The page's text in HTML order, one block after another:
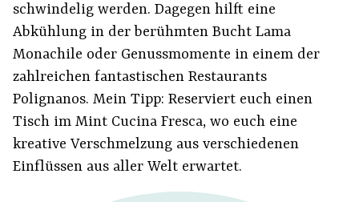
schwindelig werden. Dagegen hilft eine
Abkühlung in der berühmten Bucht Lama
Monachile oder Genussmomente in einem der
zahlreichen fantastischen Restaurants
Polignanos. Mein Tipp: Reserviert euch einen
Tisch im Mint Cucina Fresca, wo euch eine
kreative Verschmelzung aus verschiedenen
Einflüssen aus aller Welt erwartet.